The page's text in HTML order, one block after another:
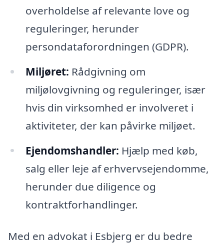
overholdelse af relevante love og
reguleringer, herunder
persondataforordningen (GDPR).
Miljøret: Rådgivning om
miljølovgivning og reguleringer, især
hvis din virksomhed er involveret i
aktiviteter, der kan påvirke miljøet.
Ejendomshandler: Hjælp med køb,
salg eller leje af erhvervsejendomme,
herunder due diligence og
kontraktforhandlinger.
Med en advokat i Esbjerg er du bedre